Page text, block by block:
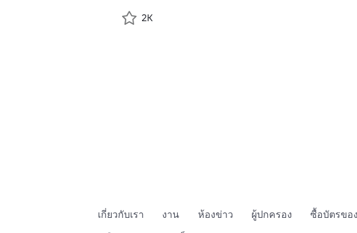
2K
เกี่ยวกับเรา งาน ห้องข่าว ผู้ปกครอง ซื้อบัตรขอ